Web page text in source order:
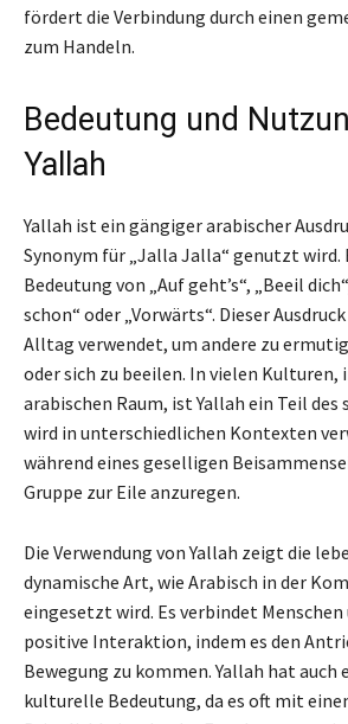
fördert die Verbindung durch einen
zum Handeln.
Bedeutung und
Yallah
Yallah ist ein gängiger arabischer
Synonym für „Jalla Jalla“ genutzt wird.
Bedeutung von „Auf geht’s“, „Beeil
schon“ oder „Vorwärts“. Dieser
Alltag verwendet, um andere zu
oder sich zu beeilen. In vielen Kulturen,
arabischen Raum, ist Yallah ein Teil des
wird in unterschiedlichen Kontexten
während eines geselligen
Gruppe zur Eile anzuregen.
Die Verwendung von Yallah zeigt die
dynamische Art, wie Arabisch in der
eingesetzt wird. Es verbindet
positive Interaktion, indem es den
Bewegung zu kommen. Yallah hat auch
kulturelle Bedeutung, da es oft mit